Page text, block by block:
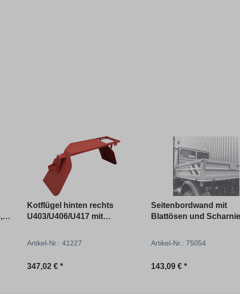
Kotflügel hinten rechts
U403/U406/U417 mit
Artikel-Nr.: 41227
Regulärer Preis:
347,02 € *
Seitenbordwand mit
Blattösen und
Artikel-Nr.: 75054
Regulärer Preis:
143,09 € *